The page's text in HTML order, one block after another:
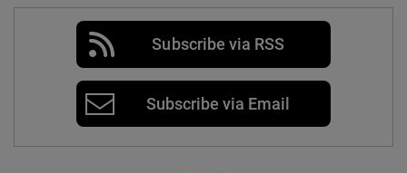
Subscribe via RSS
Subscribe via Email